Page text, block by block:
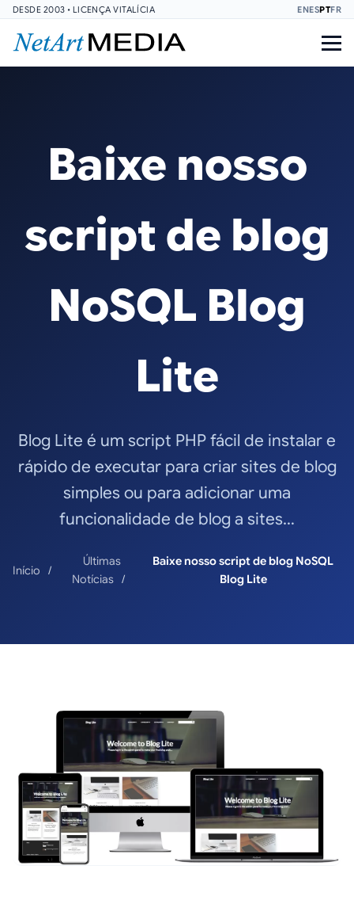
DESDE 2003 • LICENÇA VITALÍCIA ENESPTFR
Baixe nosso
script de blog
NoSQL Blog
Lite
Blog Lite é um script PHP fácil de instalar e
rápido de executar para criar sites de blog
simples ou para adicionar uma
funcionalidade de blog a sites…
Início
Últimas
Notícias
Baixe nosso script de blog NoSQL
Blog Lite